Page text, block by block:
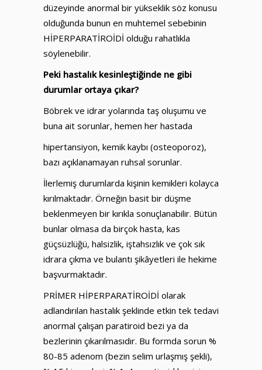
düzeyinde anormal bir yükseklik söz konusu
olduğunda bunun en muhtemel sebebinin
HİPERPARATİROİDİ olduğu rahatlıkla
söylenebilir.
Peki hastalık kesinleştiğinde ne gibi
durumlar ortaya çıkar?
Böbrek ve idrar yolarında taş oluşumu ve
buna ait sorunlar, hemen her hastada
hipertansiyon, kemik kaybı (osteoporoz),
bazı açıklanamayan ruhsal sorunlar.
İlerlemiş durumlarda kişinin kemikleri kolayca
kırılmaktadır. Örneğin basit bir düşme
beklenmeyen bir kırıkla sonuçlanabilir. Bütün
bunlar olmasa da birçok hasta, kas
güçsüzlüğü, halsizlik, iştahsızlık ve çok sık
idrara çıkma ve bulantı şikâyetleri ile hekime
başvurmaktadır.
PRİMER HİPERPARATİROİDİ olarak
adlandırılan hastalık şeklinde etkin tek tedavi
anormal çalışan paratiroid bezi ya da
bezlerinin çıkarılmasıdır. Bu formda sorun %
80-85 adenom (bezin selim urlaşmış şekli),